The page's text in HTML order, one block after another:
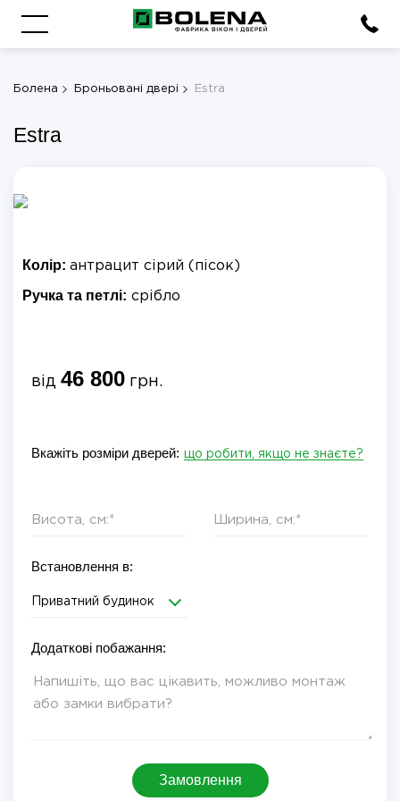
Болена Броньовані двері Estra
Estra
Колір: антрацит сірий (пісок)
Ручка та петлі: срібло
від 46 800 грн.
Вкажіть розміри дверей: що робити, якщо не знаєте?
Встановлення в:
Приватний будинок
Додаткові побажання:
Замовлення